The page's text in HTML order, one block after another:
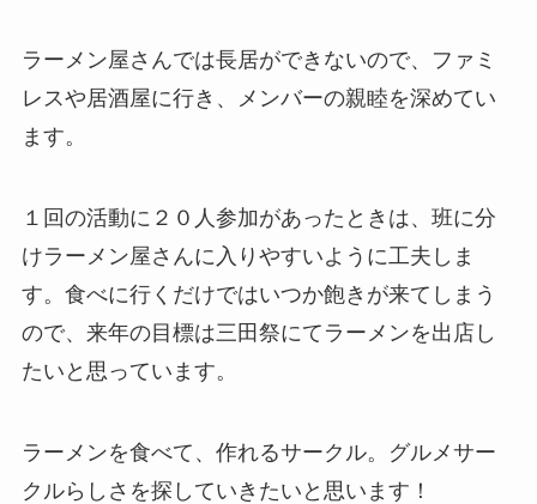
ラーメン屋さんでは長居ができないので、ファミ
レスや居酒屋に行き、メンバーの親睦を深めてい
ます。
１回の活動に２０人参加があったときは、班に分
けラーメン屋さんに入りやすいように工夫しま
す。食べに行くだけではいつか飽きが来てしまう
ので、来年の目標は三田祭にてラーメンを出店し
たいと思っています。
ラーメンを食べて、作れるサークル。グルメサー
クルらしさを探していきたいと思います！